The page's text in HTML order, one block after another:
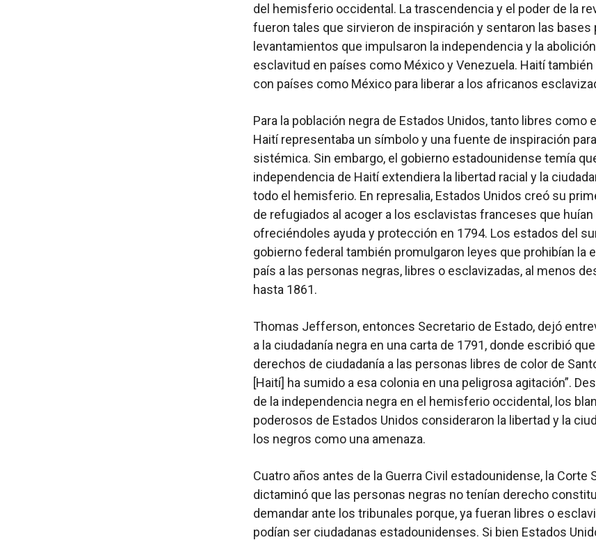
del hemisferio occidental. La trascendencia y el poder de la
fueron tales que sirvieron de inspiración y sentaron las bases
levantamientos que impulsaron la independencia y la
esclavitud en países como México y Venezuela. Haití también
con países como México para liberar a los africanos
Para la población negra de Estados Unidos, tanto libres como
Haití representaba un símbolo y una fuente de inspiración
sistémica. Sin embargo, el gobierno estadounidense temía
independencia de Haití extendiera la libertad racial y la
todo el hemisferio. En represalia, Estados Unidos creó su
de refugiados al acoger a los esclavistas franceses que huían
ofreciéndoles ayuda y protección en 1794. Los estados del
gobierno federal también promulgaron leyes que prohibían la
país a las personas negras, libres o esclavizadas, al menos
hasta 1861.
Thomas Jefferson, entonces Secretario de Estado, dejó
a la ciudadanía negra en una carta de 1791, donde escribió
derechos de ciudadanía a las personas libres de color de
[Haití] ha sumido a esa colonia en una peligrosa agitación”.
de la independencia negra en el hemisferio occidental, los
poderosos de Estados Unidos consideraron la libertad y la
los negros como una amenaza.
Cuatro años antes de la Guerra Civil estadounidense, la Corte
dictaminó que las personas negras no tenían derecho
demandar ante los tribunales porque, ya fueran libres o
podían ser ciudadanas estadounidenses. Si bien Estados